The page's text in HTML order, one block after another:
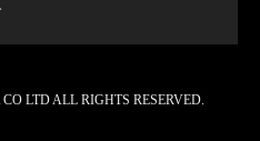
LTD ALL RIGHTS RESERVED.